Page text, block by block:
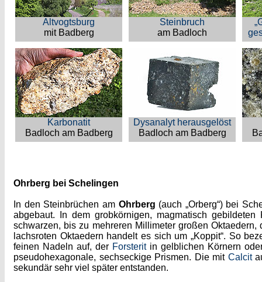
Altvogtsburg
mit Badberg
Steinbruch
am Badloch
Karbonatit
Badloch am Badberg
Dysanalyt herausgelöst
Badloch am Badberg
Ohrberg bei Schelingen
In den Steinbrüchen am Ohrberg (auch „Orberg“) bei
abgebaut. In dem grobkörnigen, magmatisch
schwarzen, bis zu mehreren Millimeter großen
lachsroten Oktaedern handelt es sich um „Koppit“. So
feinen Nadeln auf, der Forsteritin gelblichen Körnern
pseudohexagonale, sechseckige Prismen. Die mit Calcit
sekundär sehr viel später entstanden.